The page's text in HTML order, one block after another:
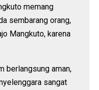
memang
sembarang orang,
Mangkuto, karena
berlangsung aman,
sangat